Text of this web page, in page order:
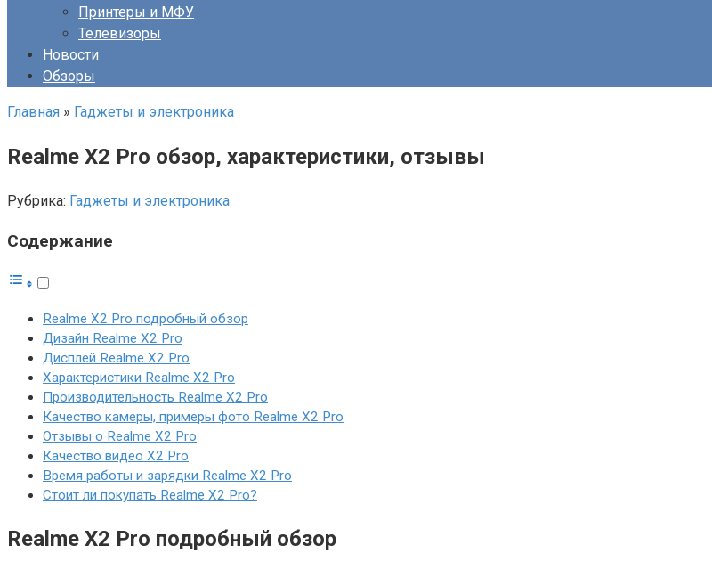
Принтеры и МФУ
Телевизоры
Новости
Обзоры
Главная » Гаджеты и электроника
Realme X2 Pro обзор, характеристики, отзывы
Рубрика: Гаджеты и электроника
Содержание
Realme X2 Pro подробный обзор
Дизайн Realme X2 Pro
Дисплей Realme X2 Pro
Характеристики Realme X2 Pro
Производительность Realme X2 Pro
Качество камеры, примеры фото Realme X2 Pro
Отзывы о Realme X2 Pro
Качество видео X2 Pro
Время работы и зарядки Realme X2 Pro
Стоит ли покупать Realme X2 Pro?
Realme X2 Pro подробный обзор